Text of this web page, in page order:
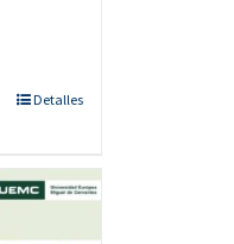
Detalles